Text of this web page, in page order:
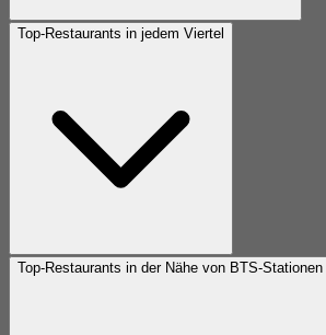
Top-Restaurants in jedem Viertel
Top-Restaurants in der Nähe von BTS-Stationen